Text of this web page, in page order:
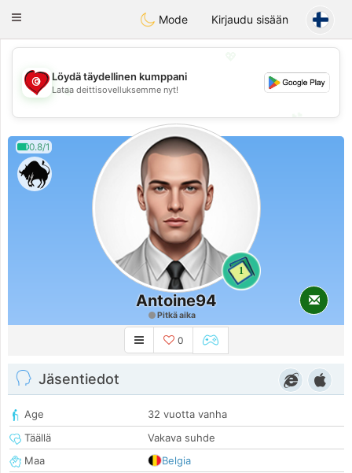
Tunisia Dating
Toggle
Mode Kirjaudu sisään
💖
💕
💕
Löydä täydellinen kumppani
Lataa deittisovelluksemme nyt!
0.8/1
1
Antoine94
Pitkä aika
0
Jäsentiedot
Age
32 vuotta vanha
Täällä
Vakava suhde
Maa
Belgia